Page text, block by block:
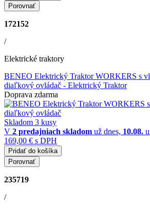
Porovnať
172152
/
Elektrické traktory
BENEO Elektrický Traktor WORKERS s
diaľkový ovládač - Elektrický Traktor
Doprava zdarma
Skladom 3 kusy
V 2 predajniach skladom už dnes, 10.08.
169,00 € s DPH
Pridať do košíka
Porovnať
235719
/